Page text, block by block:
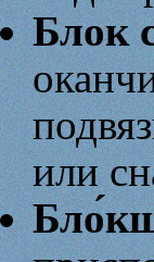
Блок
или